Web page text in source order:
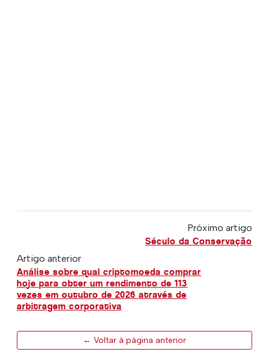
Próximo artigo
Século da Conservação
Artigo anterior
Análise sobre qual criptomoeda comprar
hoje para obter um rendimento de 113
vezes em outubro de 2026 através de
arbitragem corporativa
← Voltar à página anterior